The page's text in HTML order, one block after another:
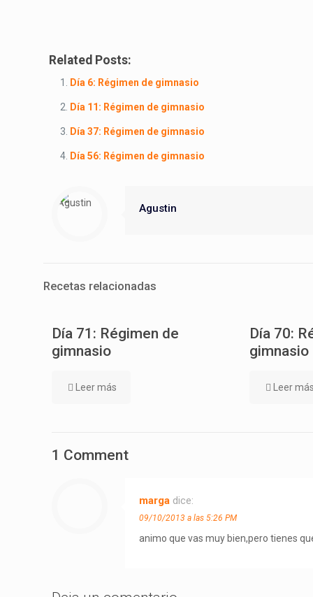
Related Posts:
Día 6: Régimen de gimnasio
Día 11: Régimen de gimnasio
Día 37: Régimen de gimnasio
Día 56: Régimen de gimnasio
Agustin
Recetas relacionadas
Día 71: Régimen de
gimnasio
Leer más
Día 70:
gimnasio
Leer más
1 Comment
marga dice:
09/10/2013 a las 5:26 PM
animo que vas muy bien,pero tienes